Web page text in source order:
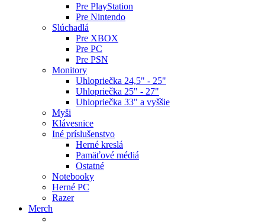
Pre PlayStation
Pre Nintendo
Slúchadlá
Pre XBOX
Pre PC
Pre PSN
Monitory
Uhlopriečka 24,5" - 25"
Uhlopriečka 25" - 27"
Uhlopriečka 33" a vyššie
Myši
Klávesnice
Iné príslušenstvo
Herné kreslá
Pamäťové médiá
Ostatné
Notebooky
Herné PC
Razer
Merch